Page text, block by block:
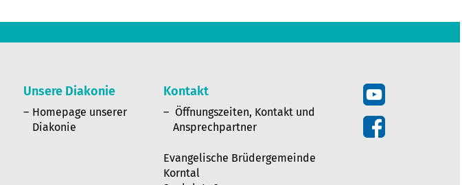
Unsere Diakonie
Homepage unserer
Diakonie
Kontakt
Öffnungszeiten, Kontakt und
Ansprechpartner
Evangelische Brüdergemeinde
Korntal